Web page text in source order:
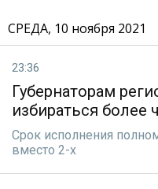
СРЕДА, 10 ноября 2021
23:36
Губернаторам
избираться более
Срок исполнения
вместо 2-х